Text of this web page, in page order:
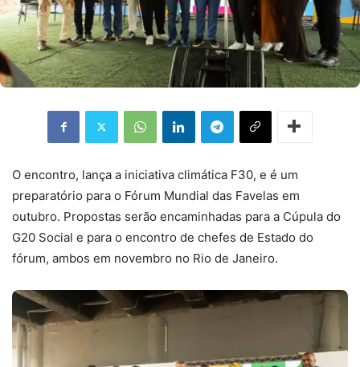
O encontro, lança a iniciativa climática F30, e é um
preparatório para o Fórum Mundial das Favelas em
outubro. Propostas serão encaminhadas para a Cúpula do
G20 Social e para o encontro de chefes de Estado do
fórum, ambos em novembro no Rio de Janeiro.